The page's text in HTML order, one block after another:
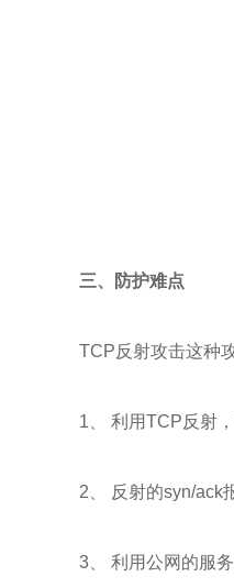
三、防护难点
TCP反射攻击这种
1、 利用TCP反射
2、 反射的syn/ack
3、 利用公网的服